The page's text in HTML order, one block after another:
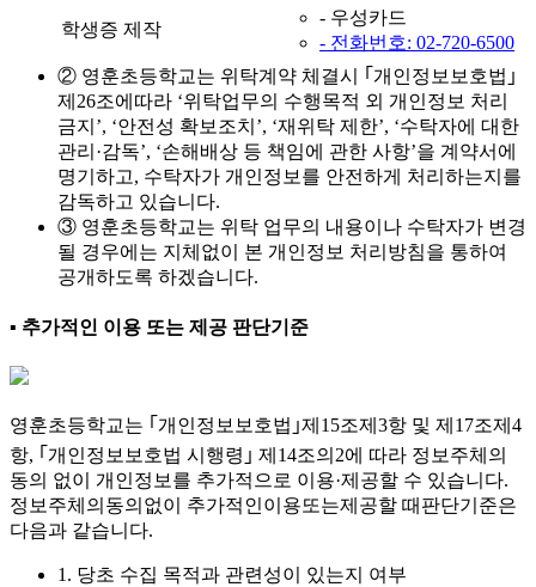
학생증 제작
- 우성카드
- 전화번호: 02-720-6500
② 영훈초등학교는 위탁계약 체결시 ｢개인정보보호법｣
제26조에따라 ‘위탁업무의 수행목적 외 개인정보 처리
금지’, ‘안전성 확보조치’, ‘재위탁 제한’, ‘수탁자에 대한
관리·감독’, ‘손해배상 등 책임에 관한 사항’을 계약서에
명기하고, 수탁자가 개인정보를 안전하게 처리하는지를
감독하고 있습니다.
③ 영훈초등학교는 위탁 업무의 내용이나 수탁자가 변경
될 경우에는 지체없이 본 개인정보 처리방침을 통하여
공개하도록 하겠습니다.
▪ 추가적인 이용 또는 제공 판단기준
영훈초등학교는 ｢개인정보보호법｣제15조제3항 및 제17조제4
항, ｢개인정보보호법 시행령｣ 제14조의2에 따라 정보주체의
동의 없이 개인정보를 추가적으로 이용·제공할 수 있습니다.
정보주체의동의없이 추가적인이용또는제공할 때판단기준은
다음과 같습니다.
1. 당초 수집 목적과 관련성이 있는지 여부